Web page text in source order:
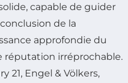
capable de guider
de la
approfondie du
irréprochable.
21, Engel & Völkers,